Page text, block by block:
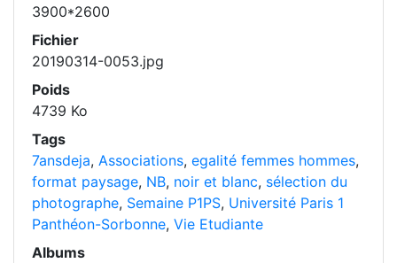
3900*2600
Fichier
20190314-0053.jpg
Poids
4739 Ko
Tags
7ansdeja, Associations, egalité femmes hommes,
format paysage, NB, noir et blanc, sélection du
photographe, Semaine P1PS, Université Paris 1
Panthéon-Sorbonne, Vie Etudiante
Albums